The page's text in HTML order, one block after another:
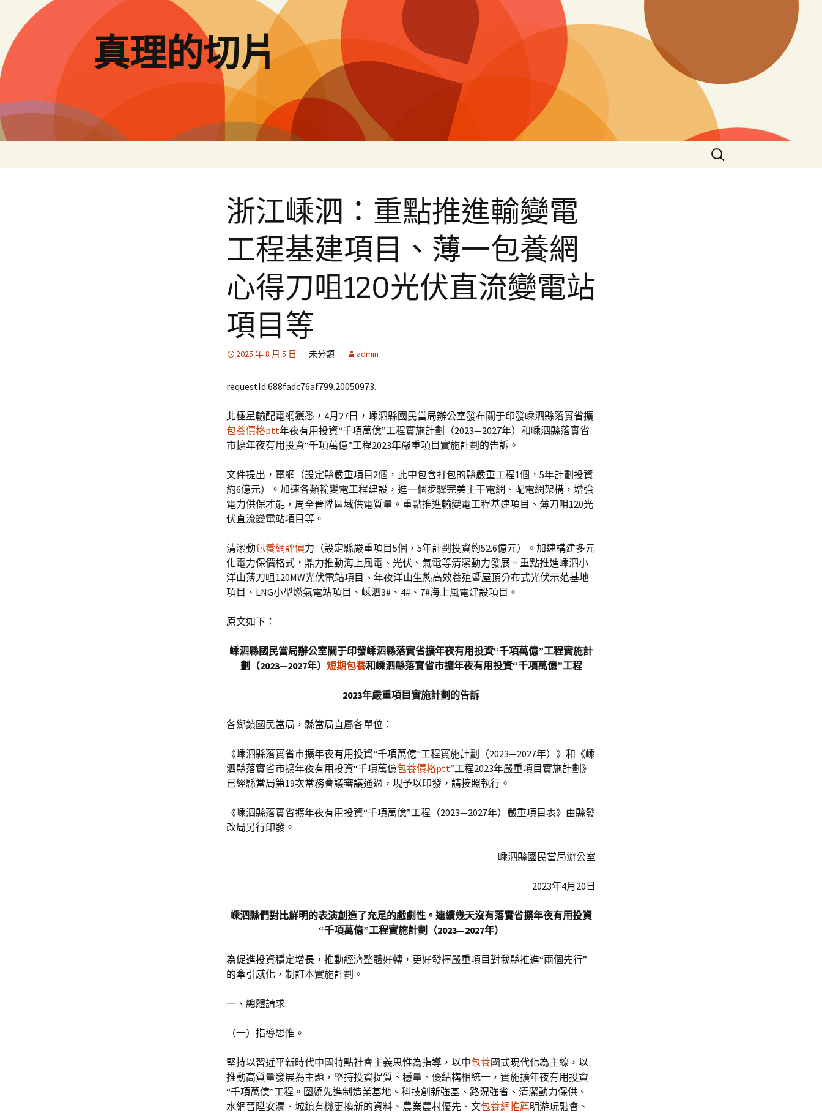
要
內
容
真理的切片
搜
尋
浙江嵊泗：重點推進輸變電
工程基建項目、薄一包養網
心得刀咀120光伏直流變電站
項目等
2025 年 8 月 5 日 未分類 admin
requestId:688fadc76af799.20050973.
北極星輸配電網獲悉，4月27日，嵊泗縣國民當局辦公室發布關于印發嵊泗縣落實省擴
包養價格ptt年夜有用投資“千項萬億”工程實施計劃（2023—2027年）和嵊泗縣落實省
市擴年夜有用投資“千項萬億”工程2023年嚴重項目實施計劃的告訴。
文件提出，電網（設定縣嚴重項目2個，此中包含打包的縣嚴重工程1個，5年計劃投資
約6億元）。加速各類輸變電工程建設，進一個步驟完美主干電網、配電網架構，增強
電力供保才能，周全晉陞區域供電質量。重點推進輸變電工程基建項目、薄刀咀120光
伏直流變電站項目等。
清潔動包養網評價力（設定縣嚴重項目5個，5年計劃投資約52.6億元）。加速構建多元
化電力保價格式，鼎力推動海上風電、光伏、氣電等清潔動力發展。重點推進嵊泗小
洋山薄刀咀120MW光伏電站項目、年夜洋山生態高效養殖暨屋頂分布式光伏示范基地
項目、LNG小型燃氣電站項目、嵊泗3#、4#、7#海上風電建設項目。
原文如下：
嵊泗縣國民當局辦公室關于印發嵊泗縣落實省擴年夜有用投資“千項萬億”工程實施計
劃（2023—2027年） 短期包養和嵊泗縣落實省市擴年夜有用投資“千項萬億”工程
2023年嚴重項目實施計劃的告訴
各鄉鎮國民當局，縣當局直屬各單位：
《嵊泗縣落實省市擴年夜有用投資“千項萬億”工程實施計劃（2023—2027年）》和《嵊
泗縣落實省市擴年夜有用投資“千項萬億包養價格ptt”工程2023年嚴重項目實施計劃》
已經縣當局第19次常務會議審議通過，現予以印發，請按照執行。
《嵊泗縣落實省擴年夜有用投資“千項萬億”工程（2023—2027年）嚴重項目表》由縣發
改局另行印發。
嵊泗縣國民當局辦公室
2023年4月20日
嵊泗縣們對比鮮明的表演創造了充足的戲劇性。連續幾天沒有落實省擴年夜有用投資
“千項萬億”工程實施計劃（2023—2027年）
為促進投資穩定增長，推動經濟整體好轉，更好發揮嚴重項目對我縣推進“兩個先行”
的牽引感化，制訂本實施計劃。
一、總體請求
（一）指導思惟。
堅持以習近平新時代中國特點社會主義思惟為指導，以中包養國式現代化為主線，以
推動高質量發展為主題，堅持投資提質、穩量、優結構相統一，實施擴年夜有用投資
“千項萬億”工程。圍繞先進制造業基地、科技創新強基、路況強省、清潔動力保供、
水網晉陞安瀾、城鎮有機更換新的資料、農業農村優先、文包養網推薦明游玩融會、